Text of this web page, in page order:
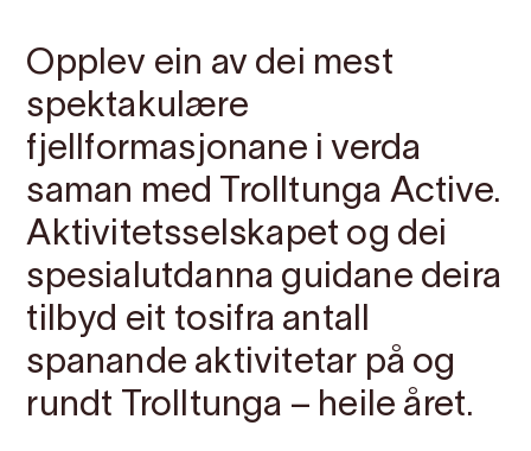
Opplev ein av dei mest
spektakulære
fjellformasjonane i verda
saman med Trolltunga Active.
Aktivitetsselskapet og dei
spesialutdanna guidane deira
tilbyd eit tosifra antall
spanande aktivitetar på og
rundt Trolltunga – heile året.